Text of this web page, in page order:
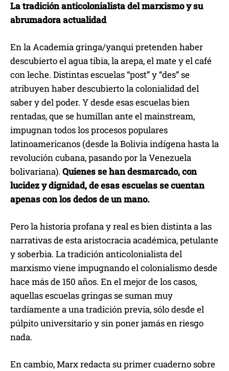
La tradición anticolonialista del marxismo y su
abrumadora actualidad
En la Academia gringa/yanqui pretenden haber
descubierto el agua tibia, la arepa, el mate y el café
con leche. Distintas escuelas “post” y “des” se
atribuyen haber descubierto la colonialidad del
saber y del poder. Y desde esas escuelas bien
rentadas, que se humillan ante el mainstream,
impugnan todos los procesos populares
latinoamericanos (desde la Bolivia indígena hasta la
revolución cubana, pasando por la Venezuela
bolivariana). Quienes se han desmarcado, con
lucidez y dignidad, de esas escuelas se cuentan
apenas con los dedos de un mano.
Pero la historia profana y real es bien distinta a las
narrativas de esta aristocracia académica, petulante
y soberbia. La tradición anticolonialista del
marxismo viene impugnando el colonialismo desde
hace más de 150 años. En el mejor de los casos,
aquellas escuelas gringas se suman muy
tardíamente a una tradición previa, sólo desde el
púlpito universitario y sin poner jamás en riesgo
nada.
En cambio, Marx redacta su primer cuaderno sobre